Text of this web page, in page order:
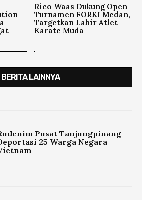
Rico Waas Dukung Open
Turnamen FORKI Medan,
Targetkan Lahir Atlet
Karate Muda
BERITA LAINNYA
Pusat Tanjungpinang
25 Warga Negara